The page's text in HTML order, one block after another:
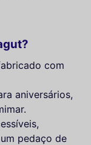
com
aniversários,
pedaço de